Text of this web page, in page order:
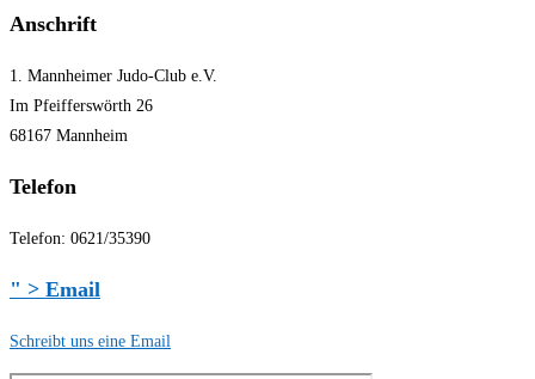
Anschrift
1. Mannheimer Judo-Club e.V.
Im Pfeifferswörth 26
68167 Mannheim
Telefon
Telefon: 0621/35390
" > Email
Schreibt uns eine Email